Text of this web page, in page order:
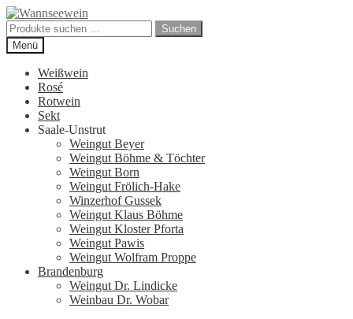
Zur
Navigation
springen
Zum
Inhalt
springen
Suchen
nach:
Suchen
Menü
Weißwein
Rosé
Rotwein
Sekt
Saale-Unstrut
Weingut Beyer
Weingut Böhme & Töchter
Weingut Born
Weingut Frölich-Hake
Winzerhof Gussek
Weingut Klaus Böhme
Weingut Kloster Pforta
Weingut Pawis
Weingut Wolfram Proppe
Brandenburg
Weingut Dr. Lindicke
Weinbau Dr. Wobar